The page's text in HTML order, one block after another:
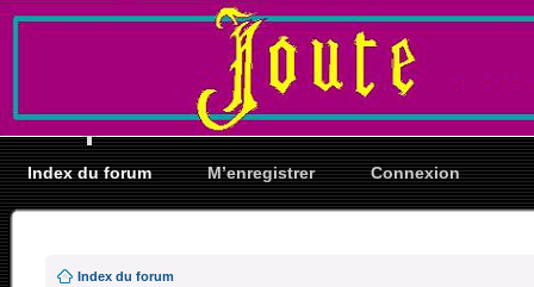
Index du forum M’enregistrer Connexion
Index du forum